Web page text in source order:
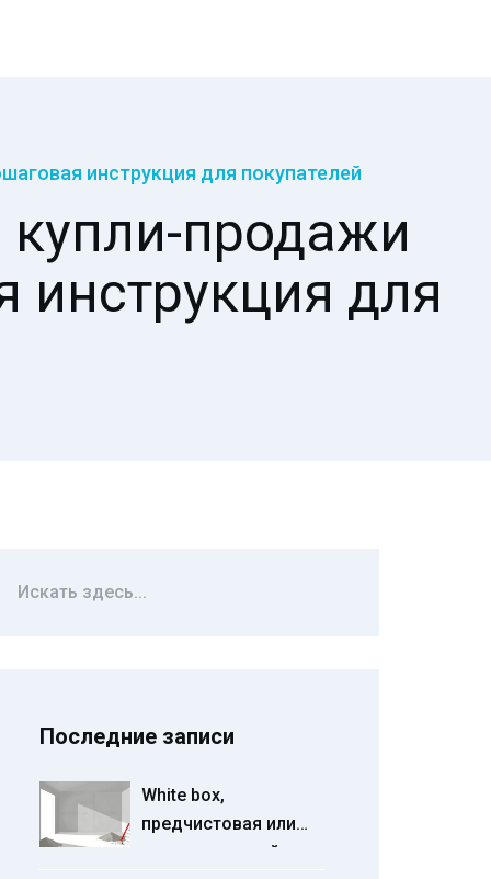
инструкция для покупателей
продажи
инструкция для
Последние записи
White box,
предчистовая или
чистовая: какой вид